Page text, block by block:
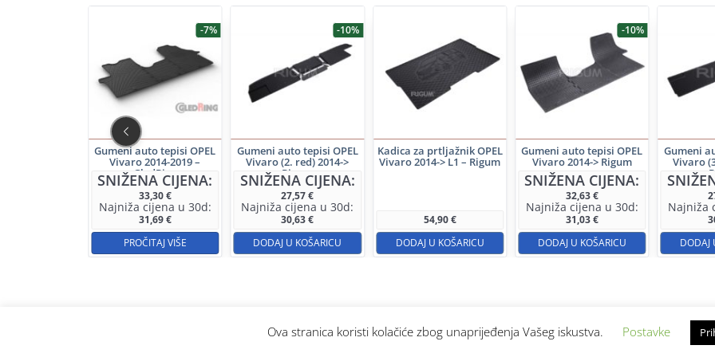
-7%
Gumeni auto tepisi OPEL
Vivaro 2014-2019 –
GledRing
SNIŽENA CIJENA:
33,30€
Najniža cijena u 30d:
31,69€
PROČITAJ VIŠE
-10%
Gumeni auto tepisi OPEL
Vivaro (2. red) 2014->
Rigum
SNIŽENA CIJENA:
27,57€
Najniža cijena u 30d:
30,63€
DODAJ U KOŠARICU
Kadica za prtljažnik OPEL
Vivaro 2014-> L1 – Rigum
54,90€
DODAJ U KOŠARICU
-10%
Gumeni auto tepisi OPEL
Vivaro 2014-> Rigum
SNIŽENA CIJENA:
32,63€
Najniža cijena u 30d:
31,03€
DODAJ U KOŠARICU
Gumeni
Vivaro
Najniža
DODAJ
© eAutodijelovi.com 2020 – sva prava pridržana Kontakt Uvjeti poslovanja
Ova stranica koristi kolačiće zbog unaprijeđenja Vašeg iskustva. Postavke